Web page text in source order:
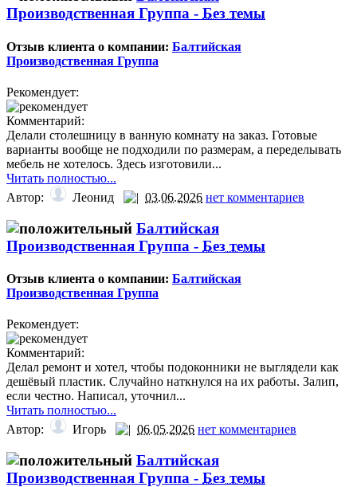
Производственная Группа - Без темы
Отзыв клиента о компании: Балтийская
Производственная Группа
Рекомендует:
Комментарий:
Делали столешницу в ванную комнату на заказ. Готовые
варианты вообще не подходили по размерам, а переделывать
мебель не хотелось. Здесь изготовили...
Читать полностью...
Автор:
Леонид 03.06.2026 нет комментариев
Балтийская
Производственная Группа - Без темы
Отзыв клиента о компании: Балтийская
Производственная Группа
Рекомендует:
Комментарий:
Делал ремонт и хотел, чтобы подоконники не выглядели как
дешёвый пластик. Случайно наткнулся на их работы. Залип,
если честно. Написал, уточнил...
Читать полностью...
Автор:
Игорь 06.05.2026 нет комментариев
Балтийская
Производственная Группа - Без темы